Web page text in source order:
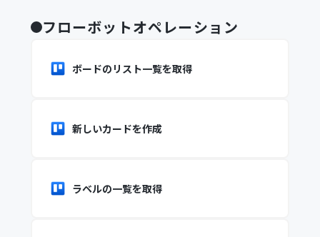
フローボットオペレーション
ボードのリスト一覧を取得
新しいカードを作成
ラベルの一覧を取得